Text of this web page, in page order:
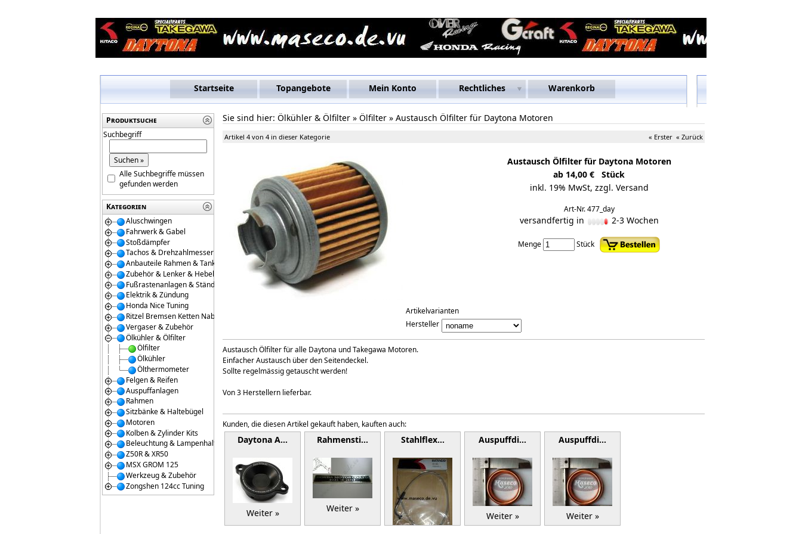
Startseite Topangebote Mein Konto Rechtliches Warenkorb
Produktsuche
Suchbegriff
Alle Suchbegriffe müssen
gefunden werden
Kategorien
Aluschwingen
Fahrwerk & Gabel
Stoßdämpfer
Tachos & Drehzahlmesser
Anbauteile Rahmen & Tanks
Zubehör & Lenker & Hebel
Fußrastenanlagen & Ständer
Elektrik & Zündung
Honda Nice Tuning
Ritzel Bremsen Ketten Naben
Vergaser & Zubehör
Ölkühler & Ölfilter
Ölfilter
Ölkühler
Ölthermometer
Felgen & Reifen
Auspuffanlagen
Rahmen
Sitzbänke & Haltebügel
Motoren
Kolben & Zylinder Kits
Beleuchtung & Lampenhalter
Z50R & XR50
MSX GROM 125
Werkzeug & Zubehör
Zongshen 124cc Tuning
Sie sind hier: Ölkühler & Ölfilter » Ölfilter » Austausch Ölfilter für Daytona Motoren
Artikel 4 von 4 in dieser Kategorie « Erster « Zurück
Austausch Ölfilter für Daytona Motoren
ab 14,00 € Stück
inkl. 19% MwSt, zzgl. Versand
Art-Nr. 477_day
versandfertig in 2-3 Wochen
Menge Stück
Artikelvarianten
Hersteller
Austausch Ölfilter für alle Daytona und Takegawa Motoren.
Einfacher Austausch über den Seitendeckel.
Sollte regelmässig getauscht werden!
Von 3 Herstellern lieferbar.
Kunden, die diesen Artikel gekauft haben, kauften auch:
Daytona A…
Weiter »
Rahmensti…
Weiter »
Stahlflex… Auspuffdi…
Weiter »
Auspuffdi…
Weiter »